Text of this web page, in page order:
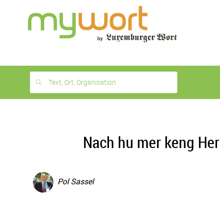
month
free
Text, Ort, Organisation
Nach hu mer keng
Pol Sassel